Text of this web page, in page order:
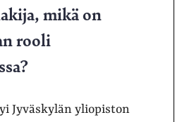
mikä on
rooli
Jyväskylän yliopiston